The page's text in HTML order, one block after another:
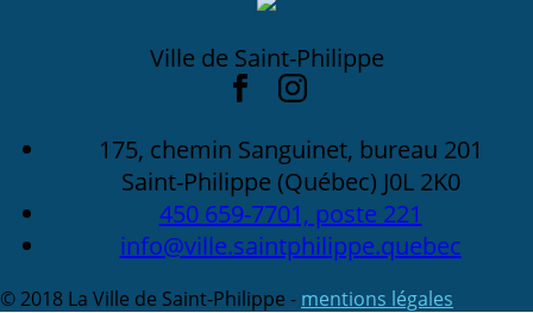
Ville de Saint-Philippe
175, chemin Sanguinet, bureau 201
Saint-Philippe (Québec) J0L 2K0
450 659-7701, poste 221
info@ville.saintphilippe.quebec
© 2018 La Ville de Saint-Philippe - mentions légales